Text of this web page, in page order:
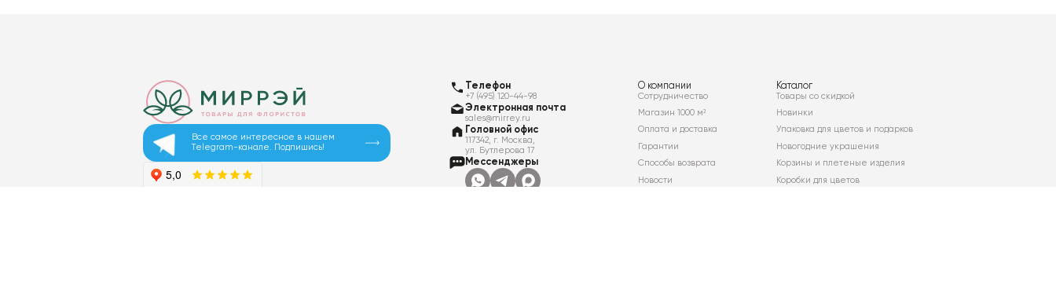
Все самое интересное в нашем
Telegram-канале. Подпишись!
Телефон
+7 (495) 120-44-98
Электронная почта
sales@mirrey.ru
Головной офис
117342, г. Москва,
ул. Бутлерова 17
Мессенджеры
О компании
Сотрудничество
Магазин 1000 м²
Оплата и доставка
Гарантии
Способы возврата
Новости
Каталог
Товары со скидкой
Новинки
Упаковка для цветов и подарков
Новогодние украшения
Корзины и плетеные изделия
Коробки для цветов